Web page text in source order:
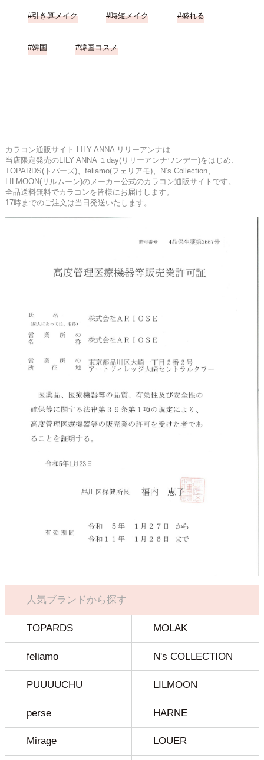
引き算メイク 時短メイク 盛れる
韓国 韓国コスメ
カラコン通販サイト LILY ANNA リリーアンナは
当店限定発売のLILY ANNA １day(リリーアンナワンデー)をはじめ、
TOPARDS(トパーズ)、feliamo(フェリアモ)、N’s Collection、
LILMOON(リルムーン)のメーカー公式のカラコン通販サイトです。
全品送料無料でカラコンを皆様にお届けします。
17時までのご注文は当日発送いたします。
人気ブランドから探す
TOPARDS MOLAK
feliamo N's COLLECTION
PUUUUCHU LILMOON
perse HARNE
Mirage LOUER